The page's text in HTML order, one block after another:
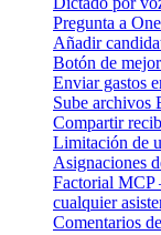
Pregunta a
Añadir
Botón de
Enviar gastos
Sube archivos
Compartir
Limitación de
Asignaciones
Factorial MCP
cualquier
Comentarios